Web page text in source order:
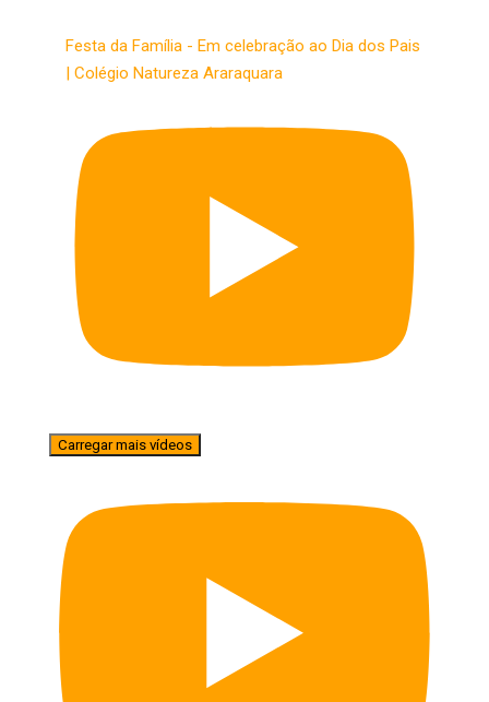
Festa da Família​ - Em celebração ao Dia dos Pais
​| Colégio Natureza Araraquara
Carregar mais vídeos